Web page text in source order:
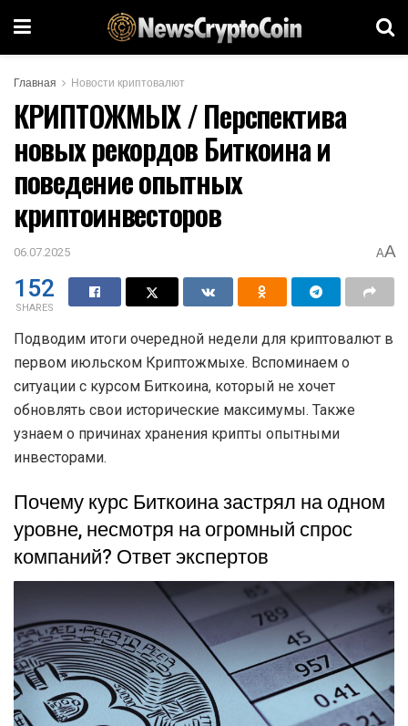
Главная Новости криптовалют
КРИПТОЖМЫХ / Перспектива
новых рекордов Биткоина и
поведение опытных
криптоинвесторов
06.07.2025 AA
152
SHARES
Подводим итоги очередной недели для криптовалют в
первом июльском Криптожмыхе. Вспоминаем о
ситуации с курсом Биткоина, который не хочет
обновлять свои исторические максимумы. Также
узнаем о причинах хранения крипты опытными
инвесторами.
Почему курс Биткоина застрял на одном
уровне, несмотря на огромный спрос
компаний? Ответ экспертов